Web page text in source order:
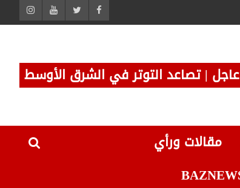
عاجل | تصاعد التوتر في الشرق الأوسط
مقالات ورأي